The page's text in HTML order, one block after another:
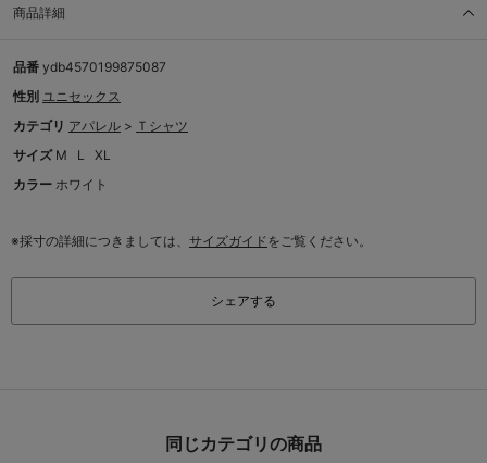
商品詳細
品番 ydb4570199875087
性別 ユニセックス
カテゴリ アパレル > Ｔシャツ
サイズ M L
XL
カラー ホワイト
※採寸の詳細につきましては、 サイズガイドをご覧ください。
シェアする
同じカテゴリの商品